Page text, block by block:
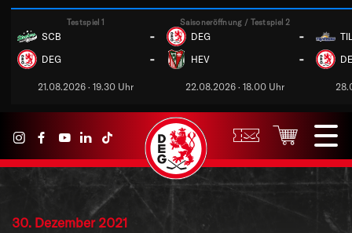
Testspiel 1
SCB -
DEG -
21.08.2026 · 19.30 Uhr
Saisoneröffnung / Testspiel 2
DEG -
HEV -
22.08.2026 · 18.00 Uhr
TIL
30. Dezember 2021